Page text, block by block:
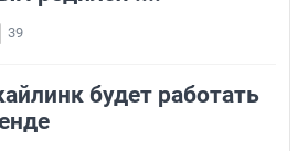
39
будет работать